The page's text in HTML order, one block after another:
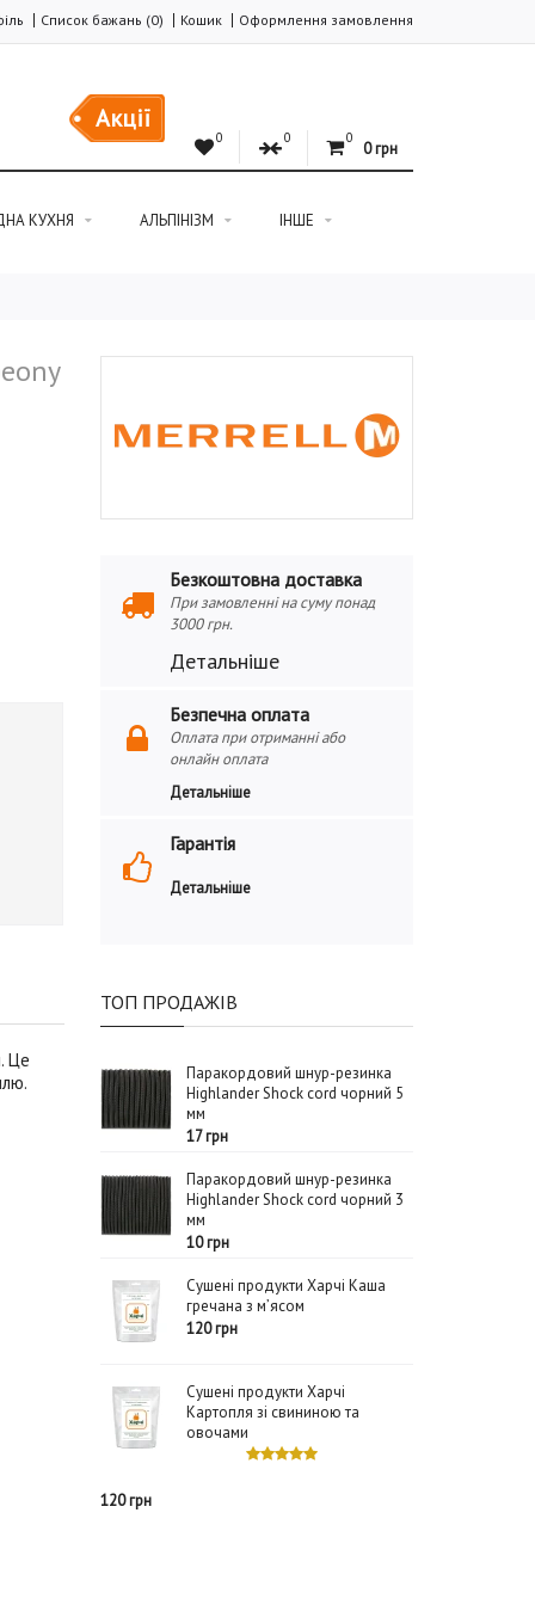
Список бажань (0) Кошик Оформлення замовлення
Акції
0 0 0
0 грн
КУХНЯ АЛЬПІНІЗМ ІНШЕ
Це
Безкоштовна доставка
При замовленні на суму понад
3000 грн.
Детальніше
Безпечна оплата
Оплата при отриманні або
онлайн оплата
Детальніше
Гарантія
Детальніше
ТОП ПРОДАЖІВ
Паракордовий шнур-резинка
Highlander Shock cord чорний 5
мм
17 грн
Паракордовий шнур-резинка
Highlander Shock cord чорний 3
мм
10 грн
Сушені продукти Харчі Каша
гречана з м’ясом
120 грн
Сушені продукти Харчі
Картопля зі свининою та
овочами
120 грн